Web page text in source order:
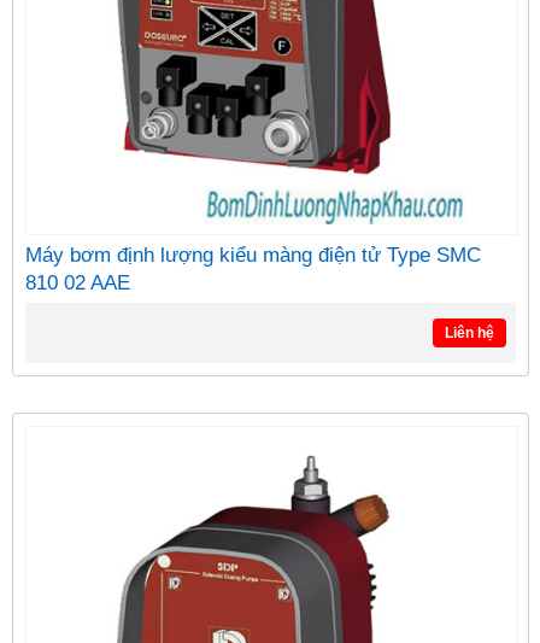
Máy bơm định lượng kiểu màng điện tử Type SMC
810 02 AAE
Liên hệ